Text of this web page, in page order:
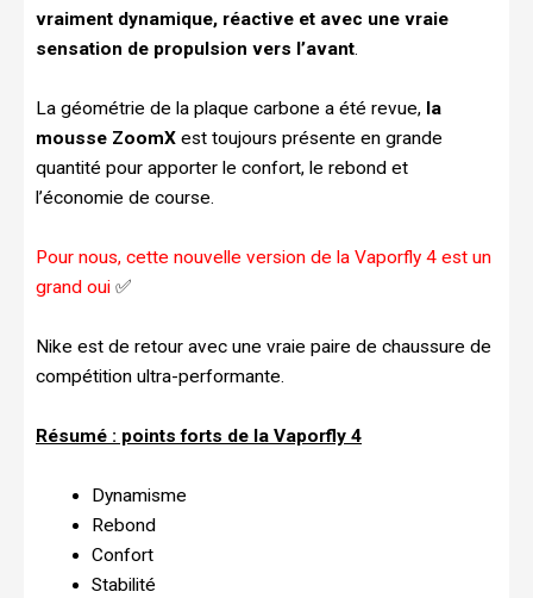
vraiment dynamique, réactive et avec une vraie
sensation de propulsion vers l’avant.
La géométrie de la plaque carbone a été revue, la
mousse ZoomX est toujours présente en grande
quantité pour apporter le confort, le rebond et
l’économie de course.
Pour nous, cette nouvelle version de la Vaporfly 4 est un
grand oui ✅
Nike est de retour avec une vraie paire de chaussure de
compétition ultra-performante.
Résumé : points forts de la Vaporfly 4
Dynamisme
Rebond
Confort
Stabilité